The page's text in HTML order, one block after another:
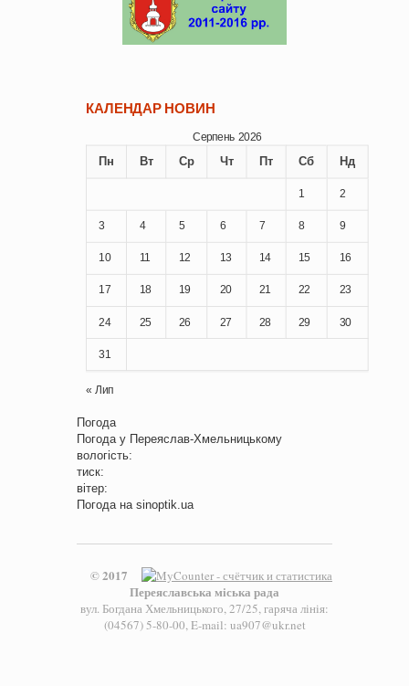
КАЛЕНДАР НОВИН
Серпень 2026
Пн Вт Ср Чт Пт Сб Нд
1 2
3 4 5 6 7 8 9
10 11 12 13 14 15 16
17 18 19 20 21 22 23
24 25 26 27 28 29 30
31
« Лип
Погода
Погода у Переяслав-Хмельницькому
вологість:
тиск:
вітер:
Погода на sinoptik.ua
© 2017
Переяславська міська рада
вул. Богдана Хмельницького, 27/25, гаряча лінія:
(04567) 5-80-00, E-mail: ua907@ukr.net